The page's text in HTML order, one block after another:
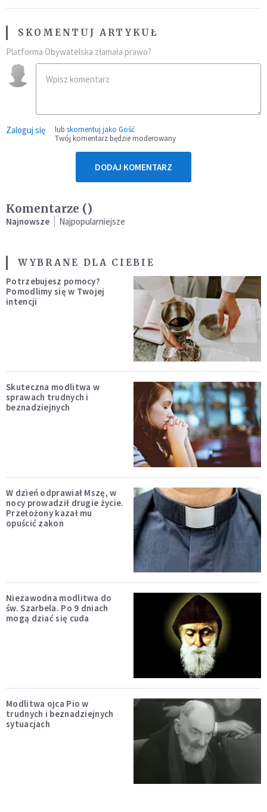
SKOMENTUJ ARTYKUŁ
Platforma Obywatelska złamała prawo?
Zaloguj się lub skomentuj jako Gość
Twój komentarz będzie moderowany
DODAJ KOMENTARZ
Komentarze ()
Najnowsze Najpopularniejsze
WYBRANE DLA CIEBIE
Potrzebujesz pomocy?
Pomodlimy się w Twojej
intencji
Skuteczna modlitwa w
sprawach trudnych i
beznadziejnych
W dzień odprawiał Mszę, w
nocy prowadził drugie życie.
Przełożony kazał mu
opuścić zakon
Niezawodna modlitwa do
św. Szarbela. Po 9 dniach
mogą dziać się cuda
Modlitwa ojca Pio w
trudnych i beznadziejnych
sytuacjach